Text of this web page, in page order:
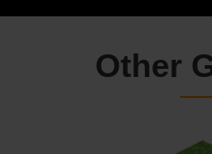
Other